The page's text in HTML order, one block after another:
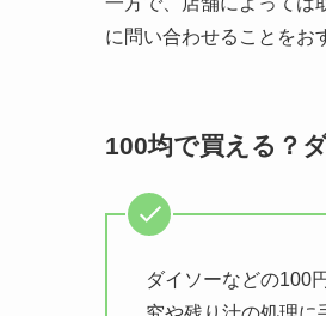
に問い合わせることをお
100均で買える？
ダイソーなどの100